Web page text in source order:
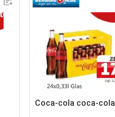
Coca-cola coca-cola